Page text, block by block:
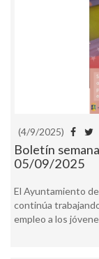
(4/9/2025)
Boletín
05/09/2025
El Ayuntamiento
continúa
empleo a los